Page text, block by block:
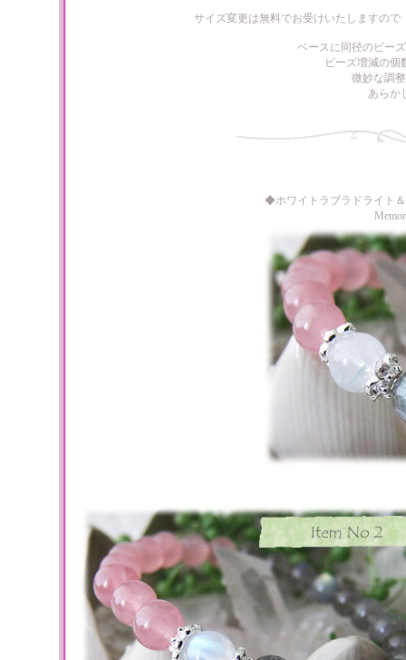
サイズ変更は無料でお受けいたしますの
ベースに同径のビー
ビーズ増減の個
微妙な調
あらか
◆ホワイトラブラドライト